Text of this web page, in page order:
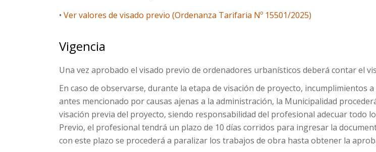
• Ver valores de visado previo (Ordenanza Tarifaria Nº 15501/2025)
Vigencia
Una vez aprobado el visado previo de ordenadores urbanísticos deberá contar el
En caso de observarse, durante la etapa de visación de proyecto,
antes mencionado por causas ajenas a la administración, la Municipalidad
visación previa del proyecto, siendo responsabilidad del profesional adecuar todo
Previo, el profesional tendrá un plazo de 10 días corridos para ingresar la
con este plazo se procederá a paralizar los trabajos de obra hasta obtener la